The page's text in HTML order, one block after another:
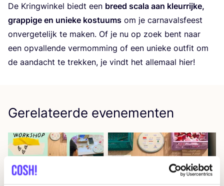
De Kring­win­kel biedt een breed sca­la aan kleur­rij­ke,
grap­pi­ge en unie­ke kos­tuums om je car­na­vals­feest
onver­ge­te­lijk te maken. Of je nu op zoek bent naar
een opval­len­de ver­mom­ming of een unie­ke out­fit om
de aan­dacht te trek­ken, je vindt het alle­maal hier!
Gerelateerde evenementen